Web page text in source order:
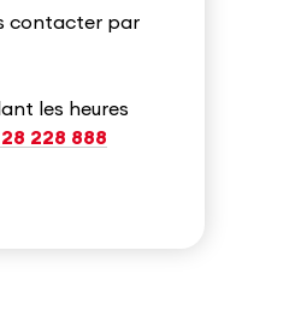
contacter par
les heures
228 888